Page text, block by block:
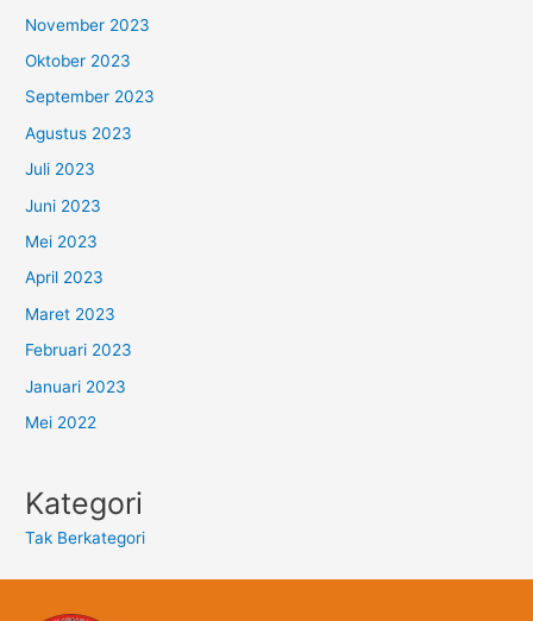
November 2023
Oktober 2023
September 2023
Agustus 2023
Juli 2023
Juni 2023
Mei 2023
April 2023
Maret 2023
Februari 2023
Januari 2023
Mei 2022
Kategori
Tak Berkategori